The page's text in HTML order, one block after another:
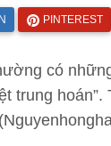
PINTEREST
có
trung hoán”.